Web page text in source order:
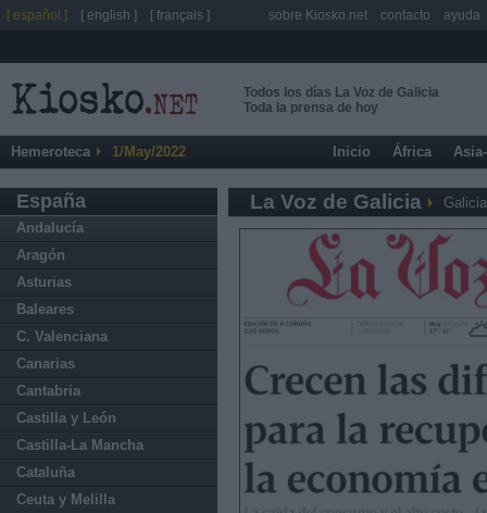
Todos los días La Voz de Galicia
Toda la prensa de hoy
Hemeroteca 1/May/2022 Inicio África
España
Andalucía
Aragón
Asturias
Baleares
C. Valenciana
Canarias
Cantabria
Castilla y León
Castilla-La Mancha
Cataluña
Ceuta y Melilla
La Voz de Galicia Galicia
[ español ] [ english ] [ français ] sobre Kiosko.net contacto ayuda